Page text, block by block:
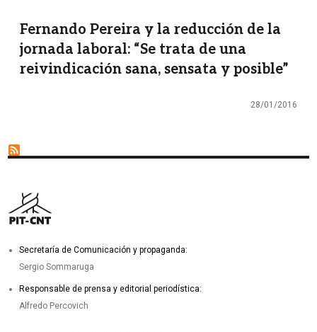
Fernando Pereira y la reducción de la
jornada laboral: “Se trata de una
reivindicación sana, sensata y posible”
28/01/2016
Secretaría de Comunicación y propaganda:
Sergio Sommaruga
Responsable de prensa y editorial periodística:
Alfredo Percovich